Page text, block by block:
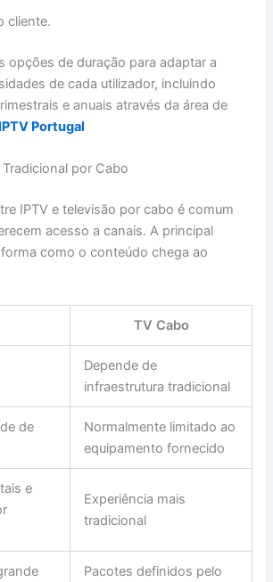
cliente.
opções de duração para adaptar a
de cada utilizador, incluindo
e anuais através da área de
Portugal
por Cabo
IPTV e televisão por cabo é comum
acesso a canais. A principal
como o conteúdo chega ao
TV Cabo
Depende de
infraestrutura tradicional
de
Normalmente limitado ao
equipamento fornecido
e
Experiência mais
tradicional
Pacotes definidos pelo